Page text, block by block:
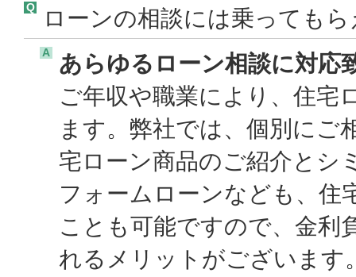
Q ローンの相談には乗っても
A
あらゆるローン相談に対応
ご年収や職業により、住宅
ます。弊社では、個別にご
宅ローン商品のご紹介とシ
フォームローンなども、住
ことも可能ですので、金利
れるメリットがございます